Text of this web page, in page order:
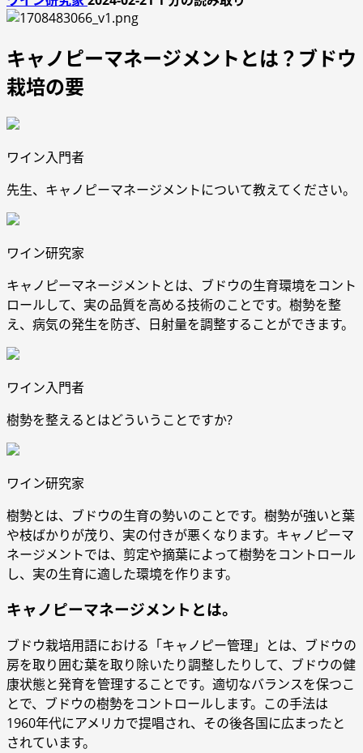
キャノピーマネージメントとは？ブドウ
栽培の要
ワイン入門者
先生、キャノピーマネージメントについて教えてください。
ワイン研究家
キャノピーマネージメントとは、ブドウの生育環境をコント
ロールして、実の品質を高める技術のことです。樹勢を整
え、病気の発生を防ぎ、日射量を調整することができます。
ワイン入門者
樹勢を整えるとはどういうことですか?
ワイン研究家
樹勢とは、ブドウの生育の勢いのことです。樹勢が強いと葉
や枝ばかりが茂り、実の付きが悪くなります。キャノピーマ
ネージメントでは、剪定や摘葉によって樹勢をコントロール
し、実の生育に適した環境を作ります。
キャノピーマネージメントとは。
ブドウ栽培用語における「キャノピー管理」とは、ブドウの
房を取り囲む葉を取り除いたり調整したりして、ブドウの健
康状態と発育を管理することです。適切なバランスを保つこ
とで、ブドウの樹勢をコントロールします。この手法は
1960年代にアメリカで提唱され、その後各国に広まったと
されています。